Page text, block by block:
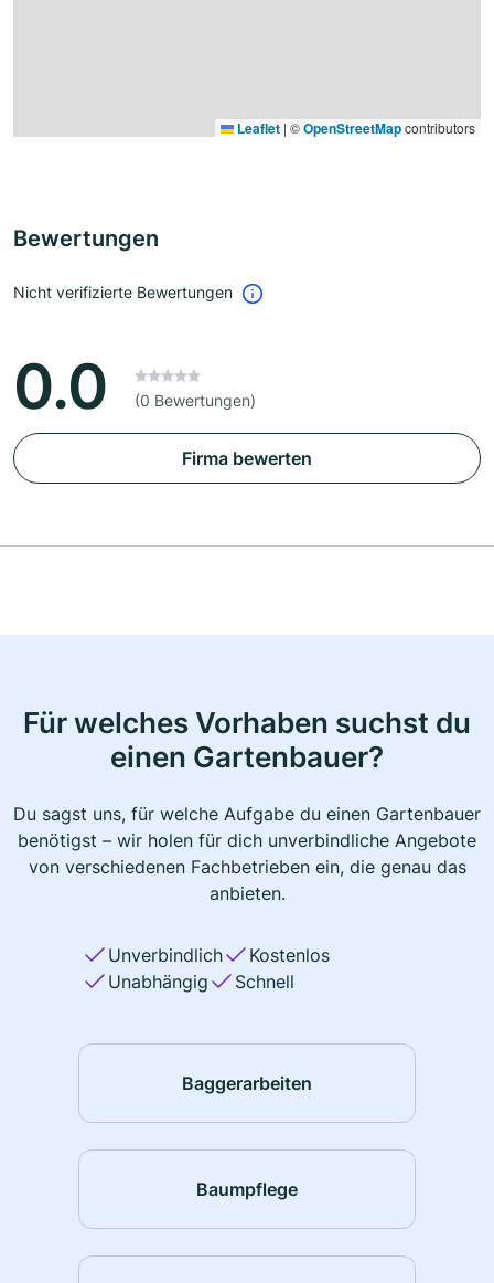
Leaflet | ©OpenStreetMapcontributors
Bewertungen
Nicht verifizierte Bewertungen
0.0 (0 Bewertungen)
Firma bewerten
Für welches Vorhaben suchst du
einen Gartenbauer?
Du sagst uns, für welche Aufgabe du einen Gartenbauer
benötigst – wir holen für dich unverbindliche Angebote
von verschiedenen Fachbetrieben ein, die genau das
anbieten.
Unverbindlich
Kostenlos
Unabhängig
Schnell
Baggerarbeiten
Baumpflege